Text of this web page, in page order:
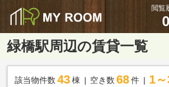
閲覧
0
緑橋駅周辺の賃貸一覧
該当物件数 43棟 空き数 68 件 1